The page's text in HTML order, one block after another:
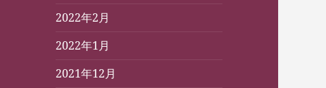
2022年2月
2022年1月
2021年12月